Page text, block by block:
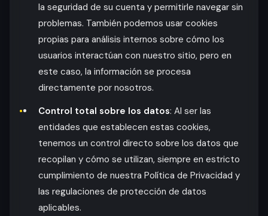
la seguridad de su cuenta y permitirle navegar sin
problemas. También podemos usar cookies
propias para análisis internos sobre cómo los
usuarios interactúan con nuestro sitio, pero en
este caso, la información se procesa
directamente por nosotros.
Control total sobre los datos: Al ser las
entidades que establecen estas cookies,
tenemos un control directo sobre los datos que
recopilan y cómo se utilizan, siempre en estricto
cumplimiento de nuestra Política de Privacidad y
las regulaciones de protección de datos
aplicables.